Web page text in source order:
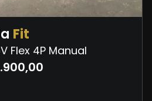
Fit
Flex 4P Manual